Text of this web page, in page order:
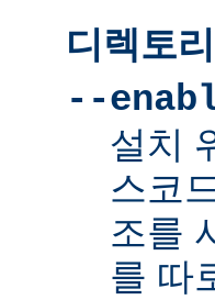
디렉토
--
설치
스코
조를
를 따